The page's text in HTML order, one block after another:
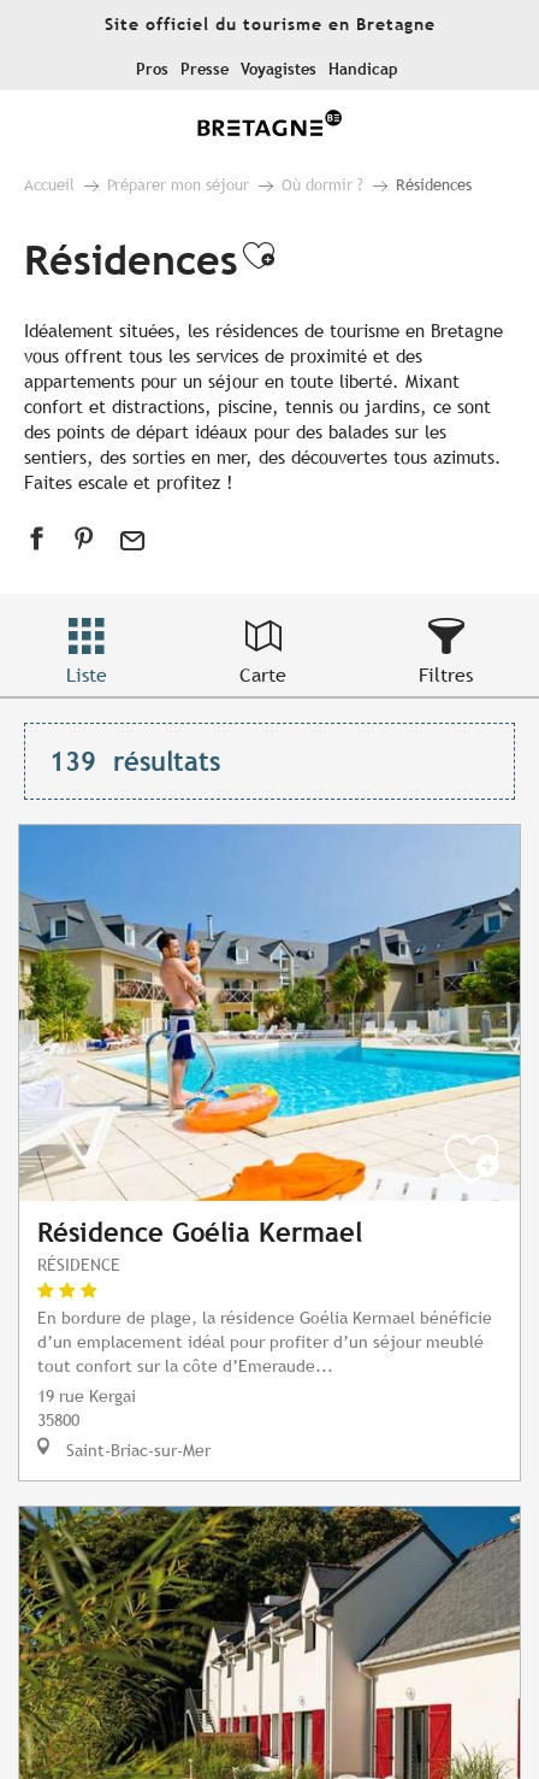
Site officiel du tourisme en Bretagne
Pros Presse Voyagistes Handicap
Accueil Préparer mon séjour Où dormir ? Résidences
RésidencesAjouter aux
Idéalement situées, les résidences de tourisme en Bretagne
vous offrent tous les services de proximité et des
appartements pour un séjour en toute liberté. Mixant
confort et distractions, piscine, tennis ou jardins, ce sont
des points de départ idéaux pour des balades sur les
sentiers, des sorties en mer, des découvertes tous azimuts.
Faites escale et profitez !
Liste Carte Filtres
139 résultats
Résidence Goélia Kermael
RÉSIDENCE
En bordure de plage, la résidence Goélia Kermael bénéficie
d’un emplacement idéal pour profiter d’un séjour meublé
tout confort sur la côte d’Emeraude...
19 rue Kergai
35800
Saint-Briac-sur-Mer